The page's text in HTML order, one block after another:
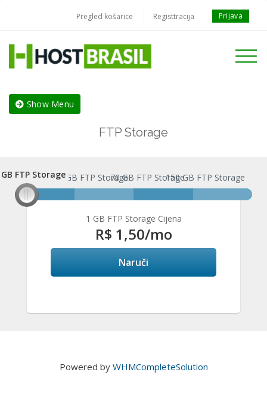
Pregled košarice Registtracija Prijava
Toggle
Show Menu
FTP Storage
FTP Storage
GB FTP Storage30 GB FTP Storage70 GB FTP Storage150 GB FTP Storage
1 GB FTP Storage Cijena
R$ 1,50/mo
Naruči
Powered by WHMCompleteSolution